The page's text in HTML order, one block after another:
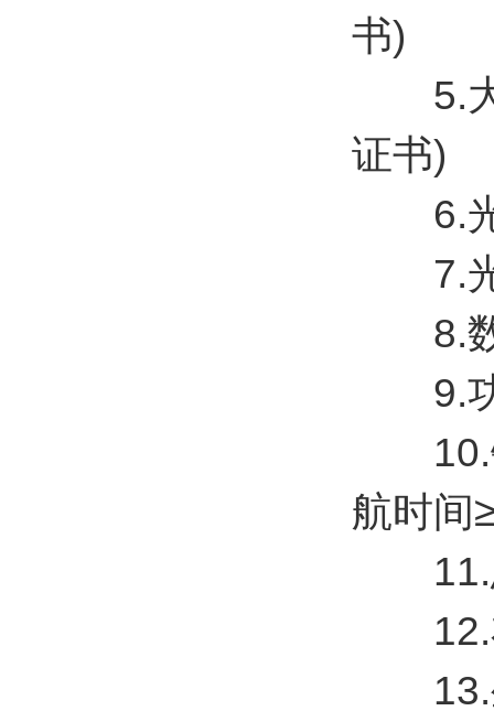
书)
5.大
证书)
6.光
7.光
8.数
9.功
10.锂
航时间
11.
12.布
13.生